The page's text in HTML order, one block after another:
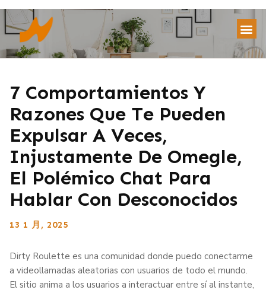
7 Comportamientos Y
Razones Que Te Pueden
Expulsar A Veces,
Injustamente De Omegle,
El Polémico Chat Para
Hablar Con Desconocidos
13 1 月, 2025
Dirty Roulette es una comunidad donde puedo conectarme
a videollamadas aleatorias con usuarios de todo el mundo.
El sitio anima a los usuarios a interactuar entre sí al instante,